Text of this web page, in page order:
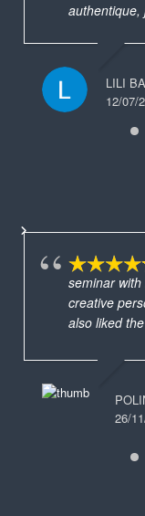
authentique,
LILI
12/07/
seminar
creative
also liked
26/